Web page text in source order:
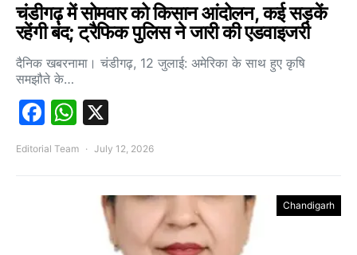
चंडीगढ़ में सोमवार को किसान आंदोलन, कई सड़कें
रहेंगी बंद; ट्रैफिक पुलिस ने जारी की एडवाइजरी
दैनिक खबरनामा। चंडीगढ़, 12 जुलाई: अमेरिका के साथ हुए कृषि
समझौते के…
Facebook
WhatsApp
Editorial Team July 12, 2026
Chandigarh